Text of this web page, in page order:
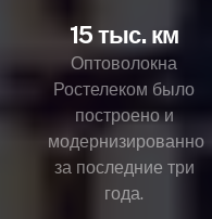
15 тыс. км
Оптоволокна
Ростелеком было
построено и
модернизированно
за последние три
года.